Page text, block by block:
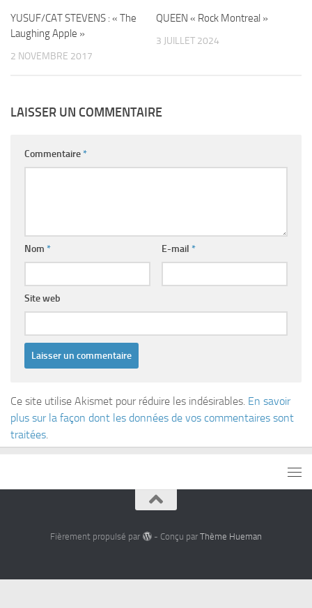
YUSUF/CAT STEVENS : « The
Laughing Apple »
2 NOVEMBRE 2017
QUEEN « Rock Montreal »
3 JUILLET 2024
LAISSER UN COMMENTAIRE
Commentaire*
Nom * E-mail *
Site web
Ce site utilise Akismet pour réduire les indésirables. En savoir
plus sur la façon dont les données de vos commentaires sont
traitées.
Fièrement propulsé par - Conçu par Thème Hueman